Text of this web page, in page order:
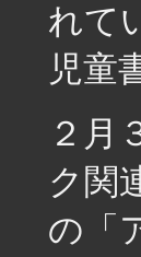
れて
児童
２月
ク関
の「